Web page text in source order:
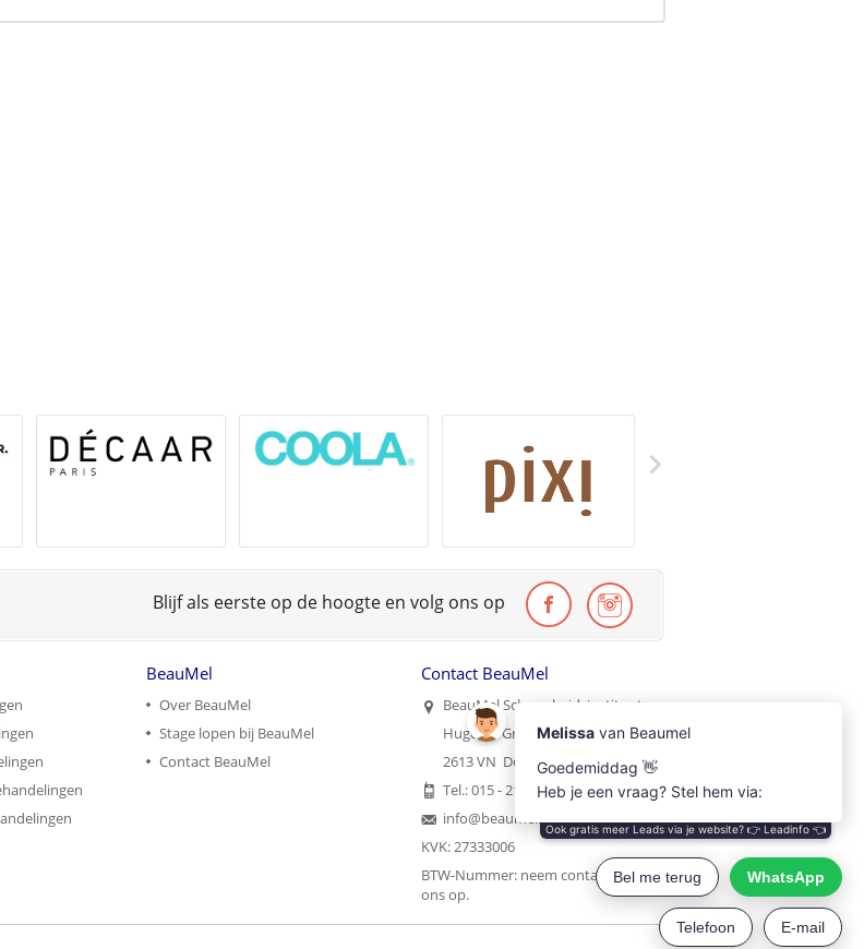
Blijf als eerste op de hoogte en volg ons op
BeauMel
Over BeauMel
Stage lopen bij BeauMel
Contact BeauMel
Contact BeauMel
BeauMel Schoonheidsinstituut
Hugo de Grootstraat 35
2613 VN Delft
Tel.: 015 - 2121215
info@beaumel.nl
KVK: 27333006
BTW-Nummer: neem contact met
ons op.